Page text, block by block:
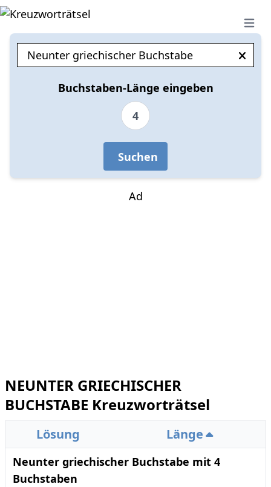
Open
Buchstaben-Länge eingeben
4
Suchen
Ad
NEUNTER GRIECHISCHER
BUCHSTABE Kreuzworträtsel
Lösung Länge
Neunter griechischer Buchstabe mit 4
Buchstaben